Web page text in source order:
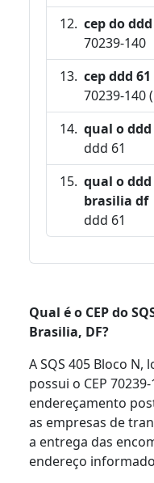
cep do
70239-140
cep ddd 61
70239-140
qual o ddd
ddd 61
qual o ddd
brasilia df
ddd 61
Qual é o CEP do
Brasilia, DF?
A SQS 405 Bloco N,
possui o CEP
endereçamento
as empresas de
a entrega das
endereço